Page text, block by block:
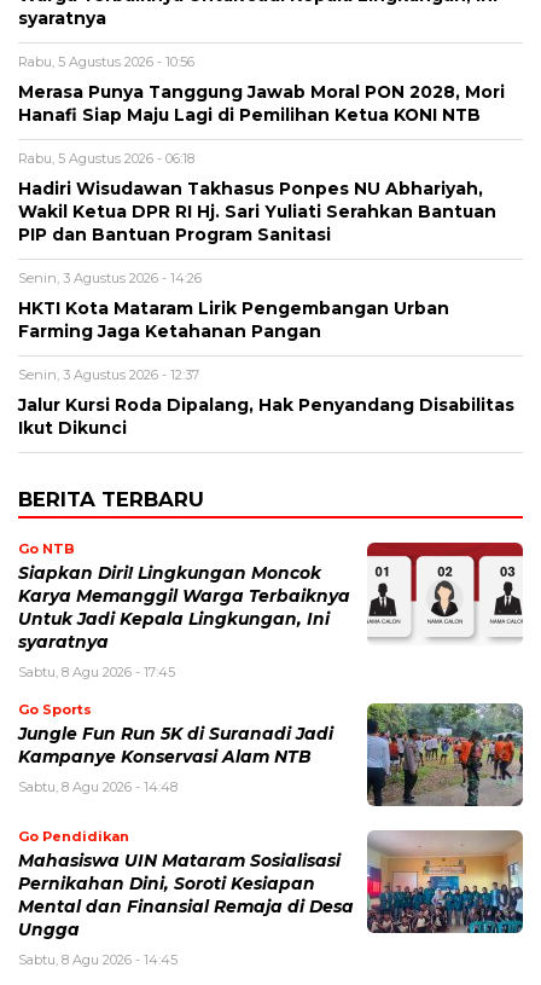
syaratnya
Rabu, 5 Agustus 2026 - 10:56
Merasa Punya Tanggung Jawab Moral PON 2028, Mori
Hanafi Siap Maju Lagi di Pemilihan Ketua KONI NTB
Rabu, 5 Agustus 2026 - 06:18
Hadiri Wisudawan Takhasus Ponpes NU Abhariyah,
Wakil Ketua DPR RI Hj. Sari Yuliati Serahkan Bantuan
PIP dan Bantuan Program Sanitasi
Senin, 3 Agustus 2026 - 14:26
HKTI Kota Mataram Lirik Pengembangan Urban
Farming Jaga Ketahanan Pangan
Senin, 3 Agustus 2026 - 12:37
Jalur Kursi Roda Dipalang, Hak Penyandang Disabilitas
Ikut Dikunci
BERITA TERBARU
Go NTB
Siapkan Diri! Lingkungan Moncok
Karya Memanggil Warga Terbaiknya
Untuk Jadi Kepala Lingkungan, Ini
syaratnya
Sabtu, 8 Agu 2026 - 17:45
Go Sports
Jungle Fun Run 5K di Suranadi Jadi
Kampanye Konservasi Alam NTB
Sabtu, 8 Agu 2026 - 14:48
Go Pendidikan
Mahasiswa UIN Mataram Sosialisasi
Pernikahan Dini, Soroti Kesiapan
Mental dan Finansial Remaja di Desa
Ungga
Sabtu, 8 Agu 2026 - 14:45